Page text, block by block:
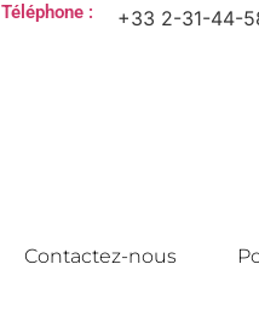
Téléphone : +33 2-31-44-
Contactez-nous